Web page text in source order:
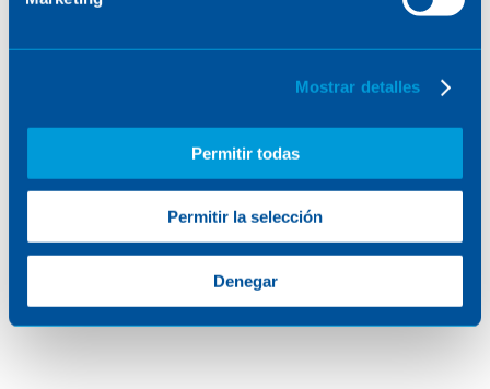
Mostrar detalles
Permitir todas
Permitir la selección
Denegar
Ricardo Baraldi: “I’m so
motivated to take on new and
more complex challenges”